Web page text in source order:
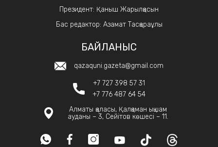
Президент: Қаныш Жарылқасын
Бас редактор: Азамат Тасқараұлы
БАЙЛАНЫС
qazaquni.gazeta@gmail.com
+7 727 398 57 31
+7 776 487 64 54
Алматы қаласы, Қалқаман ықшам
ауданы – 3, Сейітов көшесі – 11.